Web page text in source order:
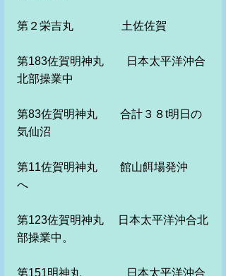
第２栄吉丸　　　　 土佐佐賀
第183佐賀明神丸　　日本太平洋沖合
北部操業中
第83佐賀明神丸　　合計３８t明日の
気仙沼
第11佐賀明神丸　　館山餌場発沖
へ
第123佐賀明神丸　 日本太平洋沖合北
部操業中。
第151明神丸　　　　日本太平洋沖合